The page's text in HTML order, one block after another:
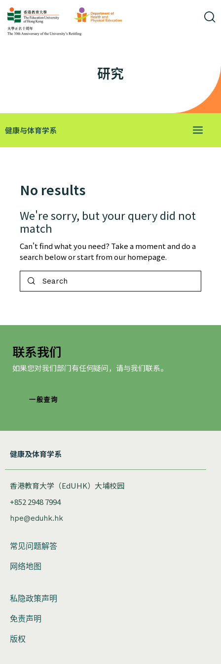
研究
健康与体育学系
No results
We're sorry, but your query did not
match
Can't find what you need? Take a moment and do a
search below or start fromour homepage.
联系我们
如果您对我们部门有任何疑问，请与我们联系。
一般查询
健康及体育学系
香港教育大学（EdUHK）大埔校园
+852 2948 7994
hpe@eduhk.hk
常见问题解答
网络地图
私隐政策声明
免责声明
版权